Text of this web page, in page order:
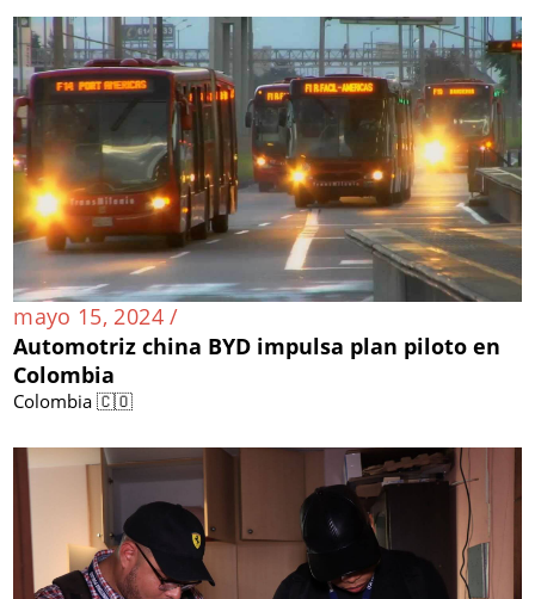
mayo 15, 2024 /
Automotriz china BYD impulsa plan piloto en
Colombia
Colombia 🇨🇴